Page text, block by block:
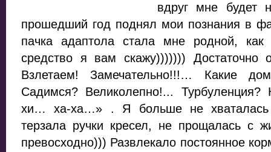
вдруг мне будет
прошедший год поднял мои познания в
пачка адаптола стала мне родной,
средство я вам скажу)))))))
Взлетаем! Замечательно!!!… Какие
Садимся? Великолепно!...
хи… ха-ха…» . Я больше не
терзала ручки кресел, не прощалась с
превосходно))) Развлекало постоянное